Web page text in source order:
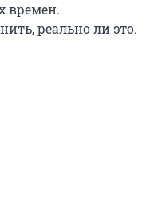
времен.
реально ли это.